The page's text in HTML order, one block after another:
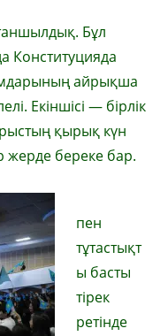
Бұл
Конституцияда
айрықша
Екіншісі — бірлік
қырық күн
жерде береке бар.
пен
тұтастықт
ы басты
тірек
ретінде